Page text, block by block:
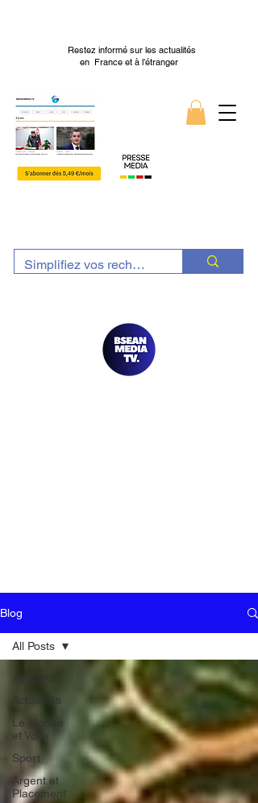
Restez informé sur les actualités
en France et à l’étranger
Blog
All Posts
Actualités
Le Monde
et Vous
Sport
Argent et
Placement
All Posts